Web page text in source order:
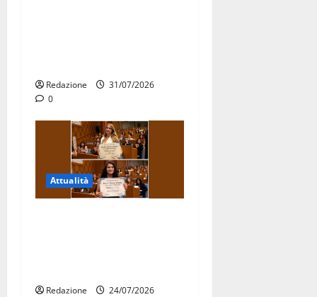
Redazione
31/07/2026
0
Attualità
Redazione
24/07/2026